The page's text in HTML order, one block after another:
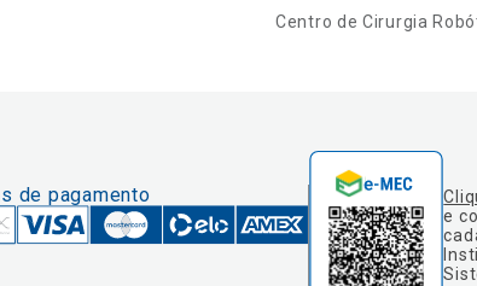
Centro de Cirurgia
de pagamento
e